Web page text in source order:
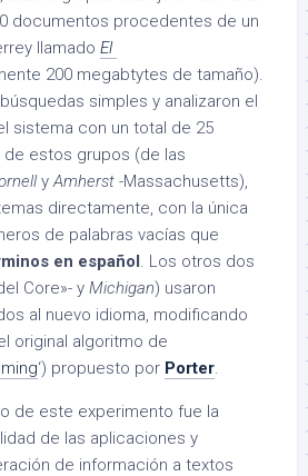
documentos procedentes de un
llamado El
200 megabtytes de tamaño).
simples y analizaron el
sistema con un total de 25
de estos grupos (de las
yAmherst -Massachusetts),
directamente, con la única
de palabras vacías que
en español. Los otros dos
Core»- y Michigan) usaron
al nuevo idioma, modificando
original algoritmo de
‘) propuesto por Porter.
de este experimento fue la
de las aplicaciones y
de información a textos